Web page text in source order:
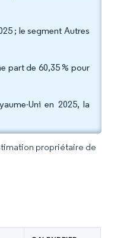
; le segment Autres
part de 60,35 % pour
Uni en 2025, la
propriétaire de